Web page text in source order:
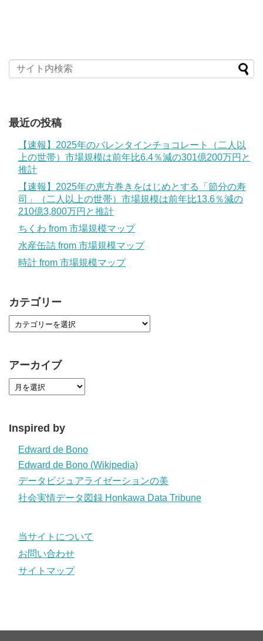
最近の投稿
【速報】2025年のバレンタインチョコレート（二人以
上の世帯）市場規模は前年比6.4％減の301億200万円と
推計
【速報】2025年の恵方巻きをはじめとする「節分の寿
司」（二人以上の世帯）市場規模は前年比13.6％減の
210億3,800万円と推計
ちくわ from 市場規模マップ
水産缶詰 from 市場規模マップ
時計 from 市場規模マップ
カテゴリー
アーカイブ
Inspired by
Edward de Bono
Edward de Bono (Wikipedia)
データビジュアライゼーションの美
社会実情データ図録 Honkawa Data Tribune
当サイトについて
お問い合わせ
サイトマップ